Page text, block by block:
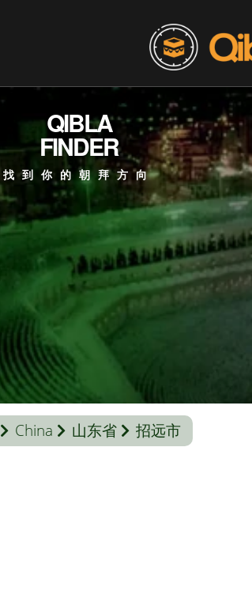
QIBLA
FINDER
找到你的朝拜方向
China 山东省 招远市